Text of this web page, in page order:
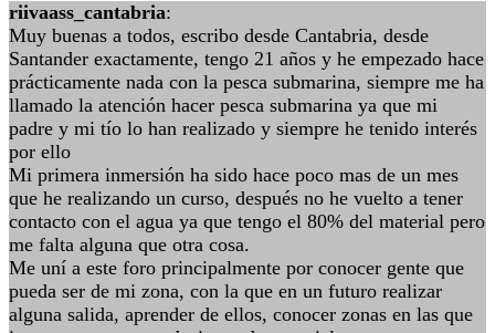
riivaass_cantabria:
Muy buenas a todos, escribo desde Cantabria, desde
Santander exactamente, tengo 21 años y he empezado hace
prácticamente nada con la pesca submarina, siempre me ha
llamado la atención hacer pesca submarina ya que mi
padre y mi tío lo han realizado y siempre he tenido interés
por ello
Mi primera inmersión ha sido hace poco mas de un mes
que he realizando un curso, después no he vuelto a tener
contacto con el agua ya que tengo el 80% del material pero
me falta alguna que otra cosa.
Me uní a este foro principalmente por conocer gente que
pueda ser de mi zona, con la que en un futuro realizar
alguna salida, aprender de ellos, conocer zonas en las que